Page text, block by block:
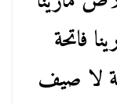
فاتحة
لا صيف